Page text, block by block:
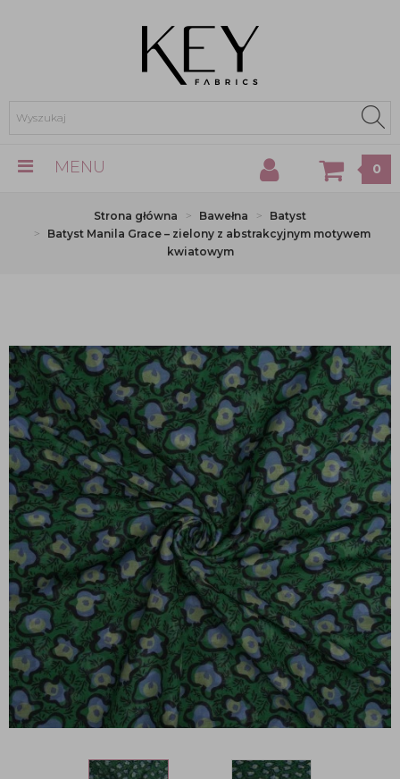
MENU 0
Strona główna Bawełna
Batyst
Batyst Manila Grace – zielony z abstrakcyjnym motywem
kwiatowym